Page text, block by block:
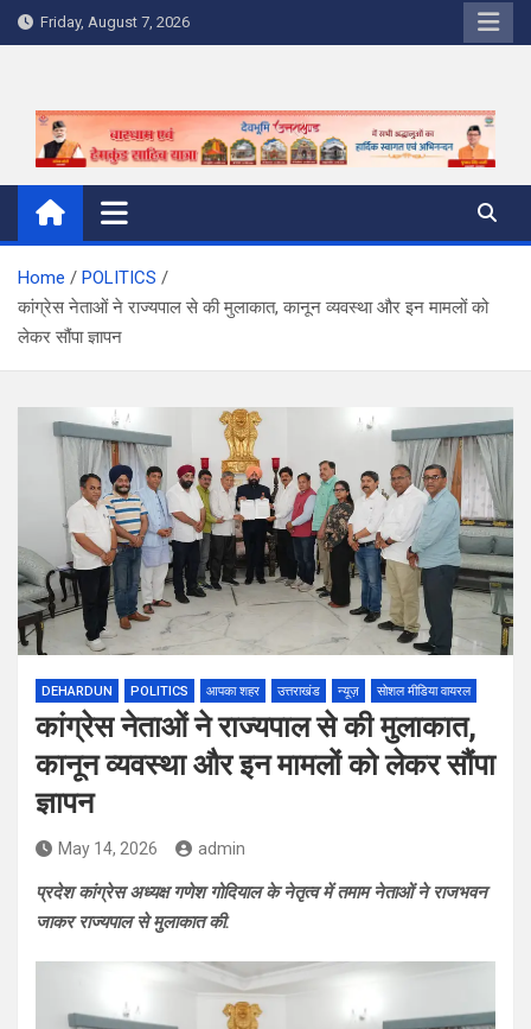
Skip
to
Friday, August 7, 2026
Home
POLITICS
कांग्रेस नेताओं ने राज्यपाल से की मुलाकात, कानून व्यवस्था और इन मामलों को
लेकर सौंपा ज्ञापन
DEHARDUN POLITICS आपका शहर उत्तराखंड न्यूज़ सोशल मीडिया वायरल
कांग्रेस नेताओं ने राज्यपाल से की मुलाकात,
कानून व्यवस्था और इन मामलों को लेकर सौंपा
ज्ञापन
May 14, 2026 admin
प्रदेश कांग्रेस अध्यक्ष गणेश गोदियाल के नेतृत्व में तमाम नेताओं ने राजभवन
जाकर राज्यपाल से मुलाकात की.